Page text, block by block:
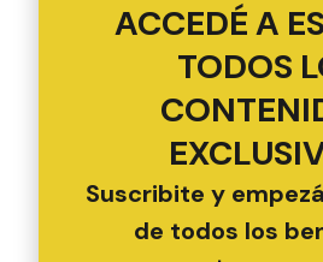
ACCEDÉ A
TODOS
Suscribite y
de todos los